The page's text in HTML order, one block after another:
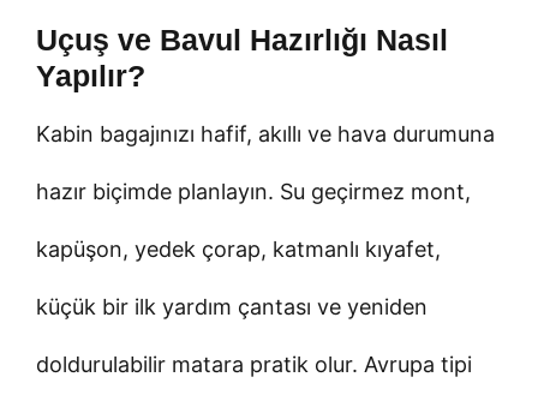
Uçuş ve Bavul Hazırlığı Nasıl
Yapılır?
Kabin bagajınızı hafif, akıllı ve hava durumuna
hazır biçimde planlayın. Su geçirmez mont,
kapüşon, yedek çorap, katmanlı kıyafet,
küçük bir ilk yardım çantası ve yeniden
doldurulabilir matara pratik olur. Avrupa tipi